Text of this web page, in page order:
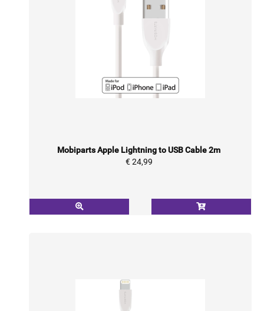
Mobiparts Apple Lightning to USB Cable 2m
€ 24,99